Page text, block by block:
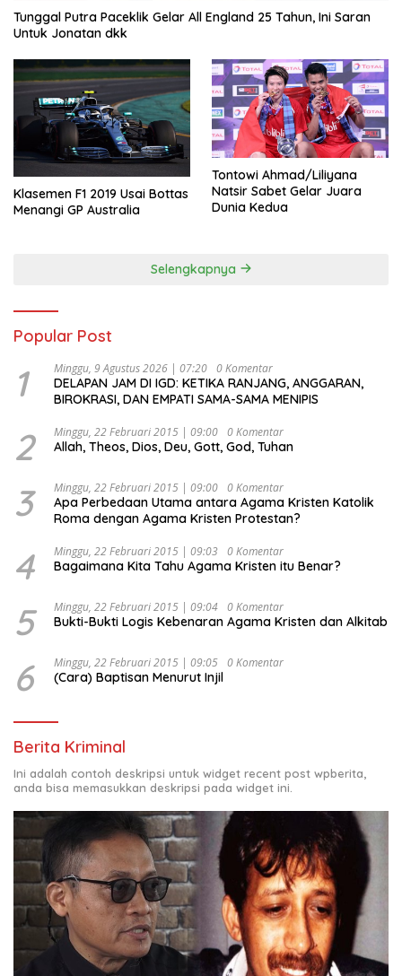
Tunggal Putra Paceklik Gelar All England 25 Tahun, Ini Saran
Untuk Jonatan dkk
Klasemen F1 2019 Usai Bottas
Menangi GP Australia
Tontowi Ahmad/Liliyana
Natsir Sabet Gelar Juara
Dunia Kedua
Selengkapnya
Popular Post
1 Minggu, 9 Agustus 2026 | 07:20 0 Komentar
DELAPAN JAM DI IGD: KETIKA RANJANG, ANGGARAN,
BIROKRASI, DAN EMPATI SAMA-SAMA MENIPIS
2 Minggu, 22 Februari 2015 | 09:00 0 Komentar
Allah, Theos, Dios, Deu, Gott, God, Tuhan
3 Minggu, 22 Februari 2015 | 09:00 0 Komentar
Apa Perbedaan Utama antara Agama Kristen Katolik
Roma dengan Agama Kristen Protestan?
4 Minggu, 22 Februari 2015 | 09:03 0 Komentar
Bagaimana Kita Tahu Agama Kristen itu Benar?
5 Minggu, 22 Februari 2015 | 09:04 0 Komentar
Bukti-Bukti Logis Kebenaran Agama Kristen dan Alkitab
6 Minggu, 22 Februari 2015 | 09:05 0 Komentar
(Cara) Baptisan Menurut Injil
Berita Kriminal
Ini adalah contoh deskripsi untuk widget recent post wpberita,
anda bisa memasukkan deskripsi pada widget ini.